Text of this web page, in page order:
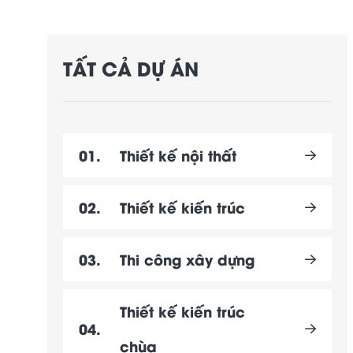
TẤT CẢ DỰ ÁN
01. Thiết kế nội thất
02. Thiết kế kiến trúc
03. Thi công xây dựng
04.
Thiết kế kiến trúc
chùa